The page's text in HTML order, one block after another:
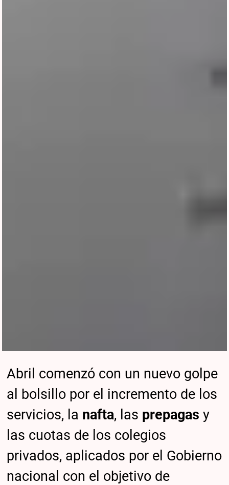
Abril comenzó con un nuevo golpe
al bolsillo por el incremento de los
servicios, la nafta, las prepagas y
las cuotas de los colegios
privados, aplicados por el Gobierno
nacional con el objetivo de